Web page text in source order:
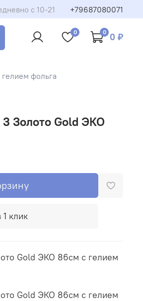
с 10-21 +79687080071
0 0 0 ₽
фольга
Золото Gold ЭКО
1 клик
Gold ЭКО 86см с гелием
Gold ЭКО 86см с гелием